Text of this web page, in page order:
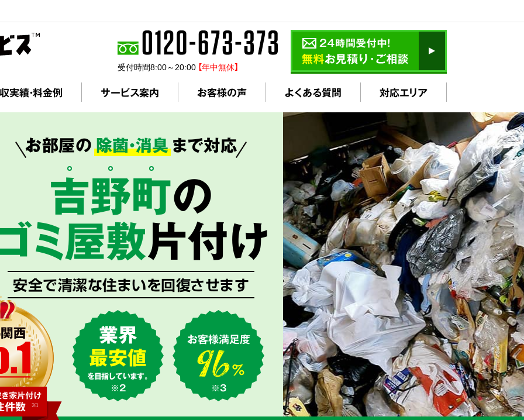
受付時間8:00～20:00 【年中無休】
実績・料金例 サービス案内 お客様の声 よくある質問 対応エリア
お部屋の除菌・消臭まで対応
吉野町の
ミ屋敷片付け
安全で清潔な住まいを回復させます
業界
最安値
を目指しています。
※2
お客様満足度
※3